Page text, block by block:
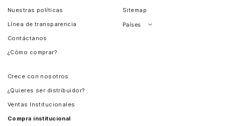
Nuestras políticas
Línea de transparencia
Contáctanos
¿Cómo comprar?
Sitemap
Países
Crece con nosotros
¿Quieres ser distribuidor?
Ventas Institucionales
Compra institucional